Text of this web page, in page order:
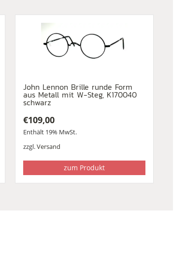
John Lennon Brille runde Form
aus Metall mit W-Steg, K170040
schwarz
€109,00
Enthält 19% MwSt.
zzgl.Versand
zum Produkt